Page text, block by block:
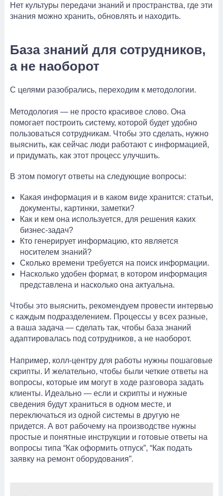
Нет культуры передачи знаний и пространства, где эти
знания можно хранить, обновлять и находить.
База знаний для сотрудников,
а не наоборот
С целями разобрались, переходим к методологии.
Методология — не просто красивое слово. Она
помогает построить систему, которой будет удобно
пользоваться сотрудникам. Чтобы это сделать, нужно
выяснить, как сейчас люди работают с информацией,
и придумать, как этот процесс улучшить.
В этом помогут ответы на следующие вопросы:
Какая информация и в каком виде хранится: статьи,
документы, картинки, заметки?
Как и кем она используется, для решения каких
бизнес-задач?
Кто генерирует информацию, кто является
носителем знаний?
Сколько времени требуется на поиск информации.
Насколько удобен формат, в котором информация
представлена и насколько она актуальна.
Чтобы это выяснить, рекомендуем провести интервью
с каждым подразделением. Процессы у всех разные,
а ваша задача — сделать так, чтобы база знаний
адаптировалась под сотрудников, а не наоборот.
Например, колл-центру для работы нужны пошаговые
скрипты. И желательно, чтобы были четкие ответы на
вопросы, которые им могут в ходе разговора задать
клиенты. Идеально — если и скрипты и нужные
сведения будут храниться в одном месте, и
переключаться из одной системы в другую не
придется. А вот рабочему на производстве нужны
простые и понятные инструкции и готовые ответы на
вопросы типа “Как оформить отпуск”, “Как подать
заявку на ремонт оборудования”.